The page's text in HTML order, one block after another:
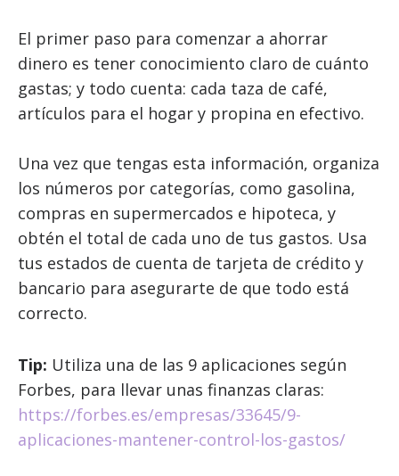
El primer paso para comenzar a ahorrar
dinero es tener conocimiento claro de cuánto
gastas; y todo cuenta: cada taza de café,
artículos para el hogar y propina en efectivo.
Una vez que tengas esta información, organiza
los números por categorías, como gasolina,
compras en supermercados e hipoteca, y
obtén el total de cada uno de tus gastos. Usa
tus estados de cuenta de tarjeta de crédito y
bancario para asegurarte de que todo está
correcto.
Tip: Utiliza una de las 9 aplicaciones según
Forbes, para llevar unas finanzas claras:
https://forbes.es/empresas/33645/9-
aplicaciones-mantener-control-los-gastos/